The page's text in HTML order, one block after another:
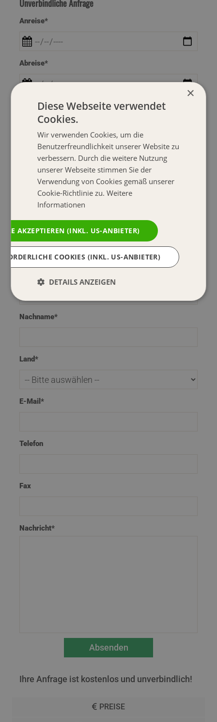
Unverbindliche Anfrage
Anreise*
Abreise*
Anzahl der Erwachsenen*
Anzahl der Kinder
Anrede*
Titel
Nachname*
Land*
E-Mail*
Telefon
Fax
Nachricht*
Ihre Anfrage ist kostenlos und unverbindlich!
PREISE
×
Diese Webseite verwendet
Cookies.
Wir verwenden Cookies, um die
Benutzerfreundlichkeit unserer Website zu
verbessern. Durch die weitere Nutzung
unserer Webseite stimmen Sie der
Verwendung von Cookies gemäß unserer
Cookie-Richtlinie zu.Weitere
Informationen
AKZEPTIEREN (INKL. US-ANBIETER)
COOKIES (INKL. US-ANBIETER)
DETAILS ANZEIGEN